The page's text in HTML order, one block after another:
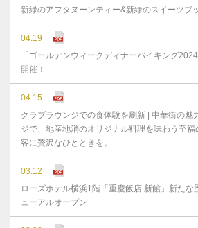
新緑のアフタヌーンティー&新緑のスイーツブ
04.19
「ゴールデンウィークディナーバイキング
開催！
04.15
クラブラウンジでの食体験を刷新 | 中華街の魅
ジで、地産地消のオリジナル料理を味わう至
客に贅沢なひとときを。
03.12
ローズホテル横浜1階「重慶飯店 新館」新たな
ューアルオープン